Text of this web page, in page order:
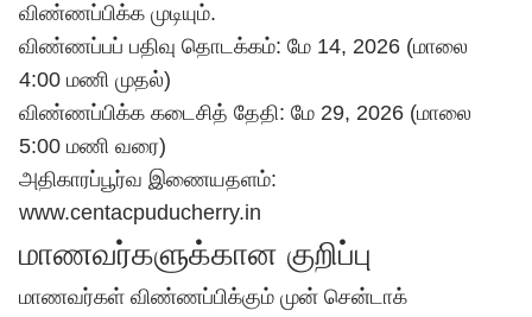
விண்ணப்பிக்க முடியும்.
விண்ணப்பப் பதிவு தொடக்கம்: மே 14, 2026 (மாலை
4:00 மணி முதல்)
விண்ணப்பிக்க கடைசித் தேதி: மே 29, 2026 (மாலை
5:00 மணி வரை)
அதிகாரப்பூர்வ இணையதளம்:
www.centacpuducherry.in
மாணவர்களுக்கான குறிப்பு
மாணவர்கள் விண்ணப்பிக்கும் முன் சென்டாக்